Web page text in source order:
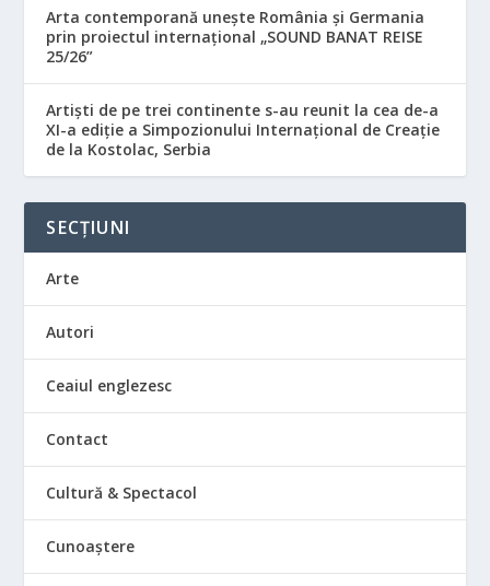
Arta contemporană unește România și Germania
prin proiectul internațional „SOUND BANAT REISE
25/26”
Artiști de pe trei continente s-au reunit la cea de-a
XI-a ediție a Simpozionului Internațional de Creație
de la Kostolac, Serbia
SECȚIUNI
Arte
Autori
Ceaiul englezesc
Contact
Cultură & Spectacol
Cunoaștere